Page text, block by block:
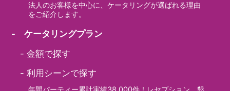
法人のお客様を中心に、ケータリングが選ばれる理由
をご紹介します。
- ケータリングプラン
-金額で探す
-利用シーンで探す
年間パーティー累計実績38,000件！レセプション、懇